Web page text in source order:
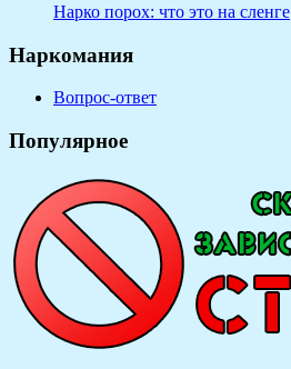
Нарко порох: что это на сленге
Наркомания
Вопрос-ответ
Популярное